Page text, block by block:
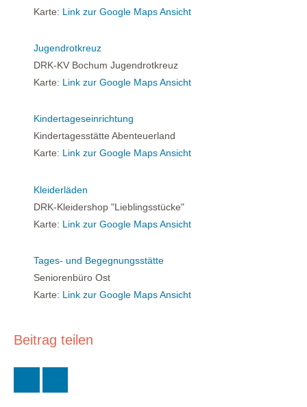
Karte: Link zur Google Maps Ansicht
Jugendrotkreuz
DRK-KV Bochum Jugendrotkreuz
Karte: Link zur Google Maps Ansicht
Kindertageseinrichtung
Kindertagesstätte Abenteuerland
Karte: Link zur Google Maps Ansicht
Kleiderläden
DRK-Kleidershop "Lieblingsstücke"
Karte: Link zur Google Maps Ansicht
Tages- und Begegnungsstätte
Seniorenbüro Ost
Karte: Link zur Google Maps Ansicht
Beitrag teilen